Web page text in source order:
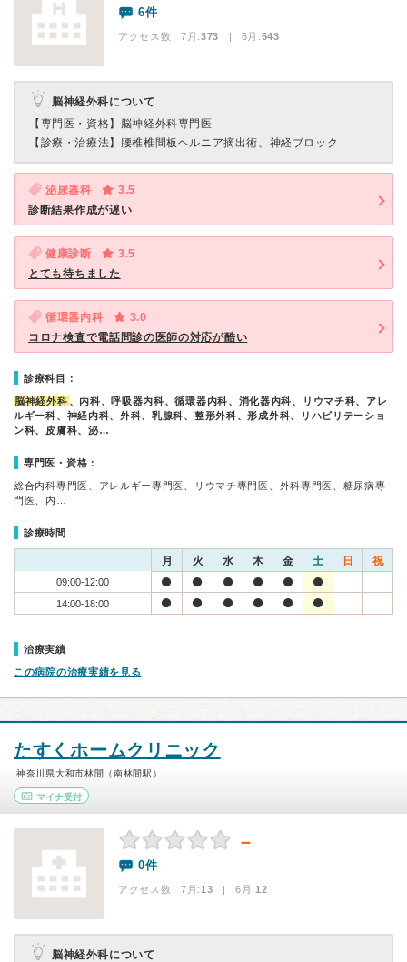
6件
アクセス数 7月:373 | 6月:543
脳神経外科について
【専門医・資格】 脳神経外科専門医
【診療・治療法】
腰椎椎間板ヘルニア摘出術、神経ブロック
泌尿器科
3.5
診断結果作成が遅い
健康診断
3.5
とても待ちました
循環器内科
3.0
コロナ検査で電話問診の医師の対応が酷い
診療科目：
脳神経外科 、内科、呼吸器内科、循環器内科、消化器内科、リウマチ科、アレ
ルギー科、神経内科、外科、乳腺科、整形外科、形成外科、リハビリテーショ
ン科、皮膚科、泌…
専門医・資格：
総合内科専門医、アレルギー専門医、リウマチ専門医、外科専門医、糖尿病専
門医、内…
診療時間
月 火 水 木 金 土 日 祝
09:00-12:00
14:00-18:00
治療実績
この病院の治療実績を見る
たすくホームクリニック
神奈川県大和市林間（南林間駅）
マイナ受付
－
0件
アクセス数 7月:13 | 6月:12
脳神経外科について